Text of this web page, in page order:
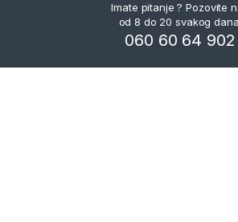
Imate pitanje ? Pozovite
od 8 do 20 svakog
060 60 64 902